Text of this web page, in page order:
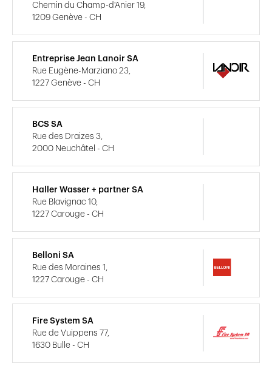
Chemin du Champ-d'Anier 19,
1209 Genève - CH
Entreprise Jean Lanoir SA
Rue Eugène-Marziano 23,
1227 Genève - CH
BCS SA
Rue des Draizes 3,
2000 Neuchâtel - CH
Haller Wasser + partner SA
Rue Blavignac 10,
1227 Carouge - CH
Belloni SA
Rue des Moraines 1,
1227 Carouge - CH
Fire System SA
Rue de Vuippens 77,
1630 Bulle - CH